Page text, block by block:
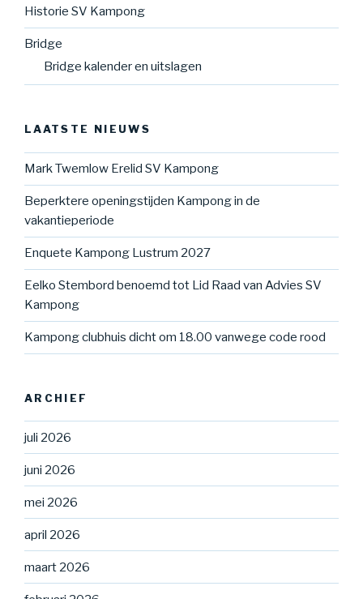
Historie SV Kampong
Bridge
Bridge kalender en uitslagen
LAATSTE NIEUWS
Mark Twemlow Erelid SV Kampong
Beperktere openingstijden Kampong in de
vakantieperiode
Enquete Kampong Lustrum 2027
Eelko Stembord benoemd tot Lid Raad van Advies SV
Kampong
Kampong clubhuis dicht om 18.00 vanwege code rood
ARCHIEF
juli 2026
juni 2026
mei 2026
april 2026
maart 2026